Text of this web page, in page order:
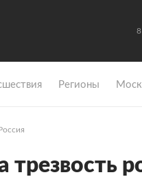
8
Регионы
трезвость